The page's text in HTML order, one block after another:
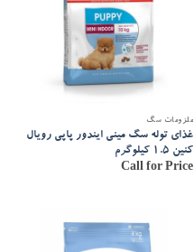
ملزومات سگ
غذای توله سگ مینی ایندور پاپی رویال
کنین 1.5 کیلوگرم
Call for Price